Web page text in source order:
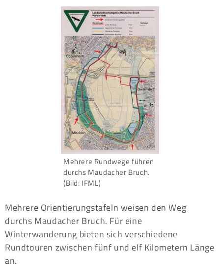
Mehrere Rundwege führen
durchs Maudacher Bruch.
(Bild: IFML)
Mehrere Orientierungstafeln weisen den Weg
durchs Maudacher Bruch. Für eine
Winterwanderung bieten sich verschiedene
Rundtouren zwischen fünf und elf Kilometern Länge
an.